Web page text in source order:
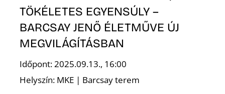
TÖKÉLETES EGYENSÚLY –
BARCSAY JENŐ ÉLETMŰVE ÚJ
MEGVILÁGÍTÁSBAN
Időpont: 2025.09.13., 16:00
Helyszín: MKE | Barcsay terem